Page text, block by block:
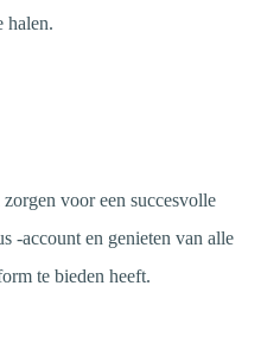
halen.
voor een succesvolle
-account en genieten van alle
te bieden heeft.